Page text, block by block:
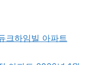
크하임빌 아파트